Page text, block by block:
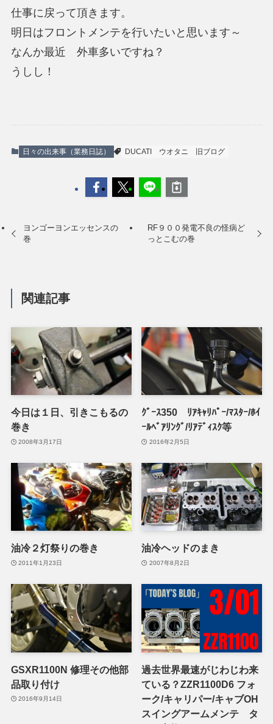
仕事に戻って頂きます。
明日はフロントメンテを行いたいと思います～
なんか最近 外車多いですね？
うしし！
日々の出来事（業務日誌） DUCATI ウオタニ 旧ブログ
ヨンゴーヨンエッセンスの
巻
RF９００発電不良の怪病ど
っとこむの巻
関連記事
今日は１日、引きこもるの
巻き
2008年3月17日
ｸﾞｰｽ350 ﾘｱｷｬﾘﾊﾟｰ/ﾏｽﾀｰ/ﾎｲ
ｰﾙﾍﾞｱﾘﾝｸﾞ/ﾘｱﾃﾞｨｽｸ等
2016年2月5日
油冷２灯祭りの巻き
2011年1月23日
油冷ヘッドのまき
2007年8月2日
GSXR1100N 修理その他部
品取り付け
2016年9月14日
過去世界最速がじわじわ来
ている？ZZR1100D6 フォ
ーク/キャリパー/キャブOH
スイングアームメンテ タ